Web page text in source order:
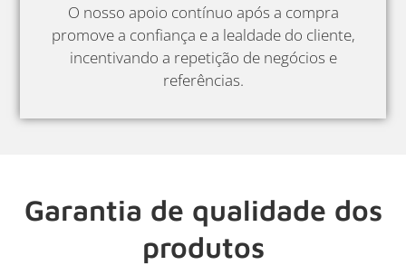
O nosso apoio contínuo após a compra
promove a confiança e a lealdade do cliente,
incentivando a repetição de negócios e
referências.
Garantia de qualidade dos
produtos